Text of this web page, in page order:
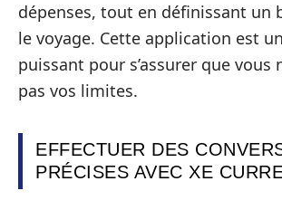
dépenses, tout en définissant un
le voyage. Cette application est
puissant pour s’assurer que vous
pas vos limites.
EFFECTUER DES
PRÉCISES AVEC XE